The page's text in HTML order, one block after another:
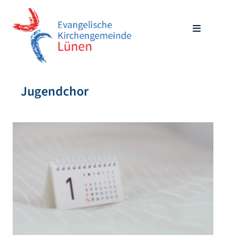
Jugendchor